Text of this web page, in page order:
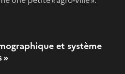
et système
»